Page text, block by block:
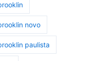
novo
paulista